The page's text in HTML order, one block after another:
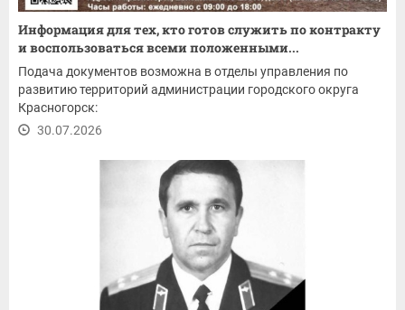
Информация для тех, кто готов служить по контракту
и воспользоваться всеми положенными...
Подача документов возможна в отделы управления по
развитию территорий администрации городского округа
Красногорск:
30.07.2026